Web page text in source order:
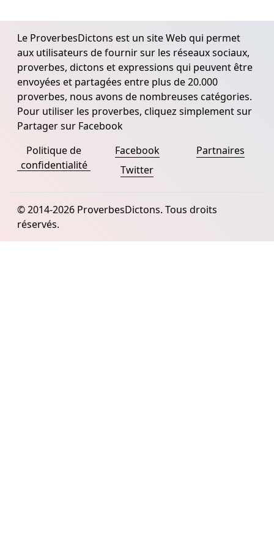
Le ProverbesDictons est un site Web qui permet
aux utilisateurs de fournir sur les réseaux sociaux,
proverbes, dictons et expressions qui peuvent être
envoyées et partagées entre plus de 20.000
proverbes, nous avons de nombreuses catégories.
Pour utiliser les proverbes, cliquez simplement sur
Partager sur Facebook
Politique de
confidentialité
Facebook
Twitter
Partnaires
© 2014-2026 ProverbesDictons. Tous droits
réservés.